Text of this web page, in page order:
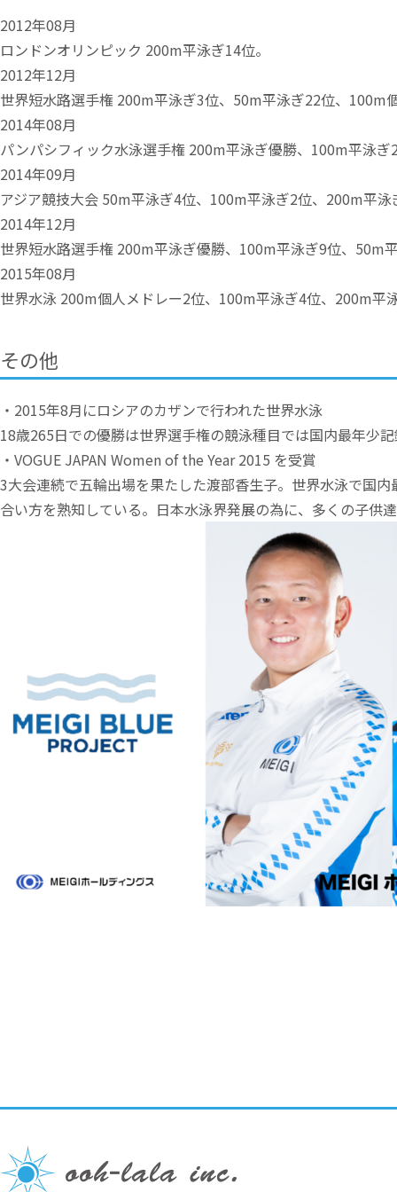
2012年08月
ロンドンオリンピック 200m平泳ぎ14位。
2012年12月
世界短水路選手権 200m平泳ぎ3位、50m平泳ぎ22位、100m
2014年08月
パンパシフィック水泳選手権 200m平泳ぎ優勝、100m平泳
2014年09月
アジア競技大会 50m平泳ぎ4位、100m平泳ぎ2位、200m平
2014年12月
世界短水路選手権 200m平泳ぎ優勝、100m平泳ぎ9位、50m
2015年08月
世界水泳 200m個人メドレー2位、100m平泳ぎ4位、200m平
その他
・2015年8月にロシアのカザンで行われた世界水泳
18歳265日での優勝は世界選手権の競泳種目では国内最年少
・VOGUE JAPAN Women of the Year 2015 を受賞
3大会連続で五輪出場を果たした渡部香生子。世界水泳で国
合い方を熟知している。日本水泳界発展の為に、多くの子供